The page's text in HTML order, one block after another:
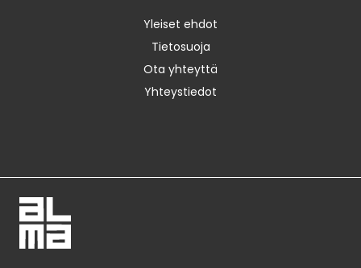
Yleiset ehdot
Tietosuoja
Ota yhteyttä
Yhteystiedot